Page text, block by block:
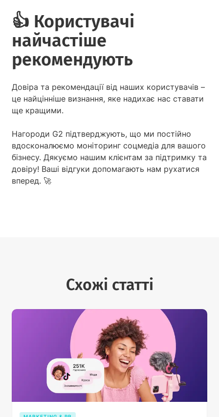
👍 Користувачі
найчастіше
рекомендують
Довіра та рекомендації від наших користувачів –
це найцінніше визнання, яке надихає нас ставати
ще кращими.
Нагороди G2 підтверджують, що ми постійно
вдосконалюємо моніторинг соцмедіа для вашого
бізнесу. Дякуємо нашим клієнтам за підтримку та
довіру! Ваші відгуки допомагають нам рухатися
вперед. 🚀
Схожі статті